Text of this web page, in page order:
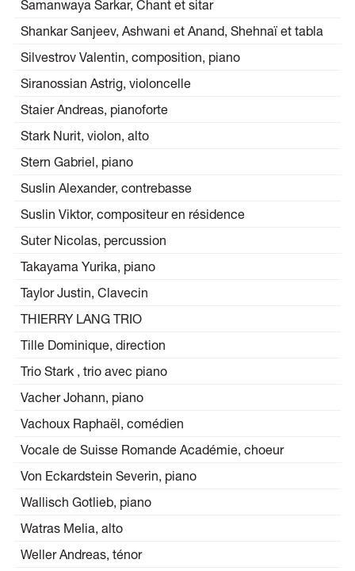
Samanwaya Sarkar, Chant et sitar
Shankar Sanjeev, Ashwani et Anand, Shehnaï et tabla
Silvestrov Valentin, composition, piano
Siranossian Astrig, violoncelle
Staier Andreas, pianoforte
Stark Nurit, violon, alto
Stern Gabriel, piano
Suslin Alexander, contrebasse
Suslin Viktor, compositeur en résidence
Suter Nicolas, percussion
Takayama Yurika, piano
Taylor Justin, Clavecin
THIERRY LANG TRIO
Tille Dominique, direction
Trio Stark , trio avec piano
Vacher Johann, piano
Vachoux Raphaël, comédien
Vocale de Suisse Romande Académie, choeur
Von Eckardstein Severin, piano
Wallisch Gotlieb, piano
Watras Melia, alto
Weller Andreas, ténor